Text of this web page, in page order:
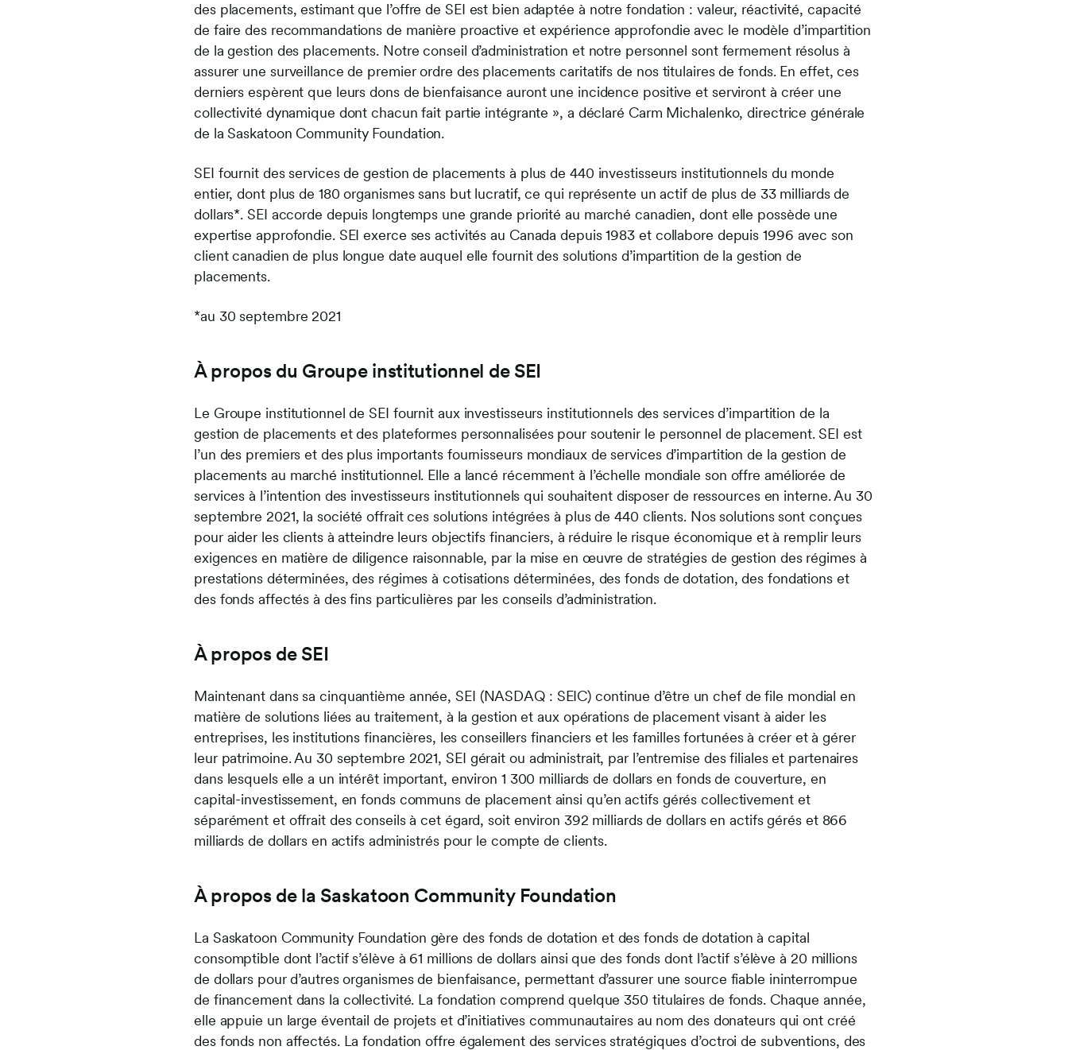
des placements, estimant que l’offre de SEI est bien adaptée à notre fondation : valeur, réactivité, capacité
de faire des recommandations de manière proactive et expérience approfondie avec le modèle d’impartition
de la gestion des placements. Notre conseil d’administration et notre personnel sont fermement résolus à
assurer une surveillance de premier ordre des placements caritatifs de nos titulaires de fonds. En effet, ces
derniers espèrent que leurs dons de bienfaisance auront une incidence positive et serviront à créer une
collectivité dynamique dont chacun fait partie intégrante », a déclaré Carm Michalenko, directrice générale
de la Saskatoon Community Foundation.
SEI fournit des services de gestion de placements à plus de 440 investisseurs institutionnels du monde
entier, dont plus de 180 organismes sans but lucratif, ce qui représente un actif de plus de 33 milliards de
dollars*. SEI accorde depuis longtemps une grande priorité au marché canadien, dont elle possède une
expertise approfondie. SEI exerce ses activités au Canada depuis 1983 et collabore depuis 1996 avec son
client canadien de plus longue date auquel elle fournit des solutions d’impartition de la gestion de
placements.
*au 30 septembre 2021
À propos du Groupe institutionnel de SEI
Le Groupe institutionnel de SEI fournit aux investisseurs institutionnels des services d’impartition de la
gestion de placements et des plateformes personnalisées pour soutenir le personnel de placement. SEI est
l’un des premiers et des plus importants fournisseurs mondiaux de services d’impartition de la gestion de
placements au marché institutionnel. Elle a lancé récemment à l’échelle mondiale son offre améliorée de
services à l’intention des investisseurs institutionnels qui souhaitent disposer de ressources en interne. Au 30
septembre 2021, la société offrait ces solutions intégrées à plus de 440 clients. Nos solutions sont conçues
pour aider les clients à atteindre leurs objectifs financiers, à réduire le risque économique et à remplir leurs
exigences en matière de diligence raisonnable, par la mise en œuvre de stratégies de gestion des régimes à
prestations déterminées, des régimes à cotisations déterminées, des fonds de dotation, des fondations et
des fonds affectés à des fins particulières par les conseils d’administration.
À propos de SEI
Maintenant dans sa cinquantième année, SEI (NASDAQ : SEIC) continue d’être un chef de file mondial en
matière de solutions liées au traitement, à la gestion et aux opérations de placement visant à aider les
entreprises, les institutions financières, les conseillers financiers et les familles fortunées à créer et à gérer
leur patrimoine. Au 30 septembre 2021, SEI gérait ou administrait, par l’entremise des filiales et partenaires
dans lesquels elle a un intérêt important, environ 1 300 milliards de dollars en fonds de couverture, en
capital-investissement, en fonds communs de placement ainsi qu’en actifs gérés collectivement et
séparément et offrait des conseils à cet égard, soit environ 392 milliards de dollars en actifs gérés et 866
milliards de dollars en actifs administrés pour le compte de clients.
À propos de la Saskatoon Community Foundation
La Saskatoon Community Foundation gère des fonds de dotation et des fonds de dotation à capital
consomptible dont l’actif s’élève à 61 millions de dollars ainsi que des fonds dont l’actif s’élève à 20 millions
de dollars pour d’autres organismes de bienfaisance, permettant d’assurer une source fiable ininterrompue
de financement dans la collectivité. La fondation comprend quelque 350 titulaires de fonds. Chaque année,
elle appuie un large éventail de projets et d’initiatives communautaires au nom des donateurs qui ont créé
des fonds non affectés. La fondation offre également des services stratégiques d’octroi de subventions, des